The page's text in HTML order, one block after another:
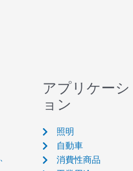
アプリケーシ
ョン
照明
自動車
消費性商品